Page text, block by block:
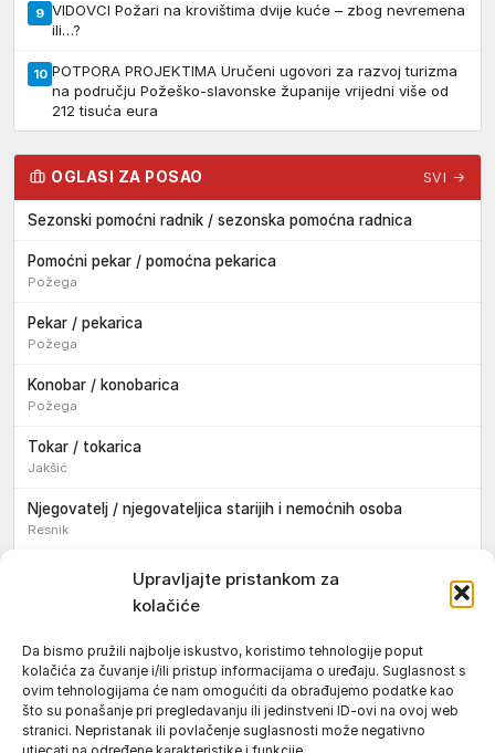
Upravljajte pristankom za
kolačiće
Da bismo pružili najbolje iskustvo, koristimo tehnologije poput
kolačića za čuvanje i/ili pristup informacijama o uređaju. Suglasnost s
ovim tehnologijama će nam omogućiti da obrađujemo podatke kao
što su ponašanje pri pregledavanju ili jedinstveni ID-ovi na ovoj web
stranici. Nepristanak ili povlačenje suglasnosti može negativno
9 VIDOVCI Požari na krovištima dvije kuće – zbog nevremena
ili…?
10 POTPORA PROJEKTIMA Uručeni ugovori za razvoj turizma
na području Požeško-slavonske županije vrijedni više od
212 tisuća eura
OGLASI ZA POSAO SVI →
Sezonski pomoćni radnik / sezonska pomoćna radnica
Pomoćni pekar / pomoćna pekarica
Požega
Pekar / pekarica
Požega
Konobar / konobarica
Požega
Tokar / tokarica
Jakšić
Njegovatelj / njegovateljica starijih i nemoćnih osoba
Resnik
Konobar / konobarica
Jakšić
Vozač / vozačica teretnog vozila s poluprikolicom
Požega